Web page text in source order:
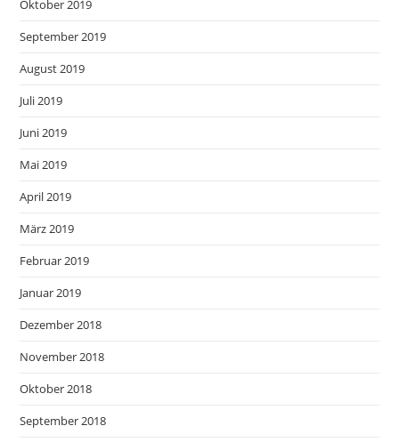
Oktober 2019
September 2019
August 2019
Juli 2019
Juni 2019
Mai 2019
April 2019
März 2019
Februar 2019
Januar 2019
Dezember 2018
November 2018
Oktober 2018
September 2018